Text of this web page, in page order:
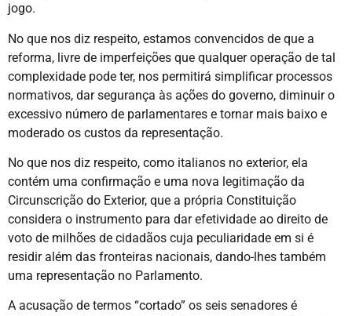
jogo.
No que nos diz respeito, estamos convencidos de que a
reforma, livre de imperfeições que qualquer operação de tal
complexidade pode ter, nos permitirá simplificar processos
normativos, dar segurança às ações do governo, diminuir o
excessivo número de parlamentares e tornar mais baixo e
moderado os custos da representação.
No que nos diz respeito, como italianos no exterior, ela
contém uma confirmação e uma nova legitimação da
Circunscrição do Exterior, que a própria Constituição
considera o instrumento para dar efetividade ao direito de
voto de milhões de cidadãos cuja peculiaridade em si é
residir além das fronteiras nacionais, dando-lhes também
uma representação no Parlamento.
A acusação de termos “cortado” os seis senadores é